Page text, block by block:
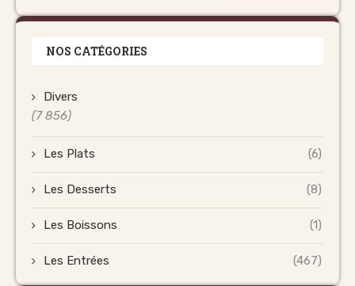
NOS CATÉGORIES
Divers
(7 856)
Les Plats (6)
Les Desserts (8)
Les Boissons (1)
Les Entrées (467)